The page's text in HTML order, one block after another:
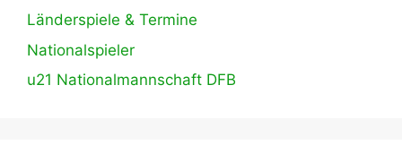
Länderspiele & Termine
Nationalspieler
u21 Nationalmannschaft DFB